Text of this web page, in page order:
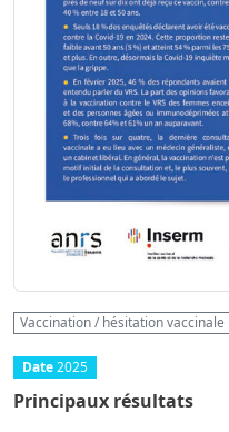
Vaccination / hésitation vaccinale
Date2025
Principaux résultats